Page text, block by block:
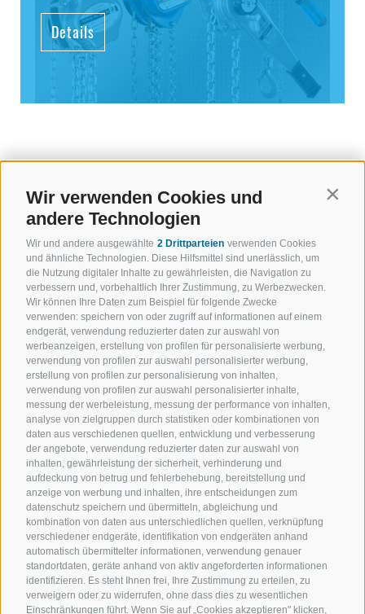
Wir verwenden Cookies und
andere Technologien
Wir und andere ausgewählte 2 Drittparteien verwenden Cookies
und ähnliche Technologien. Diese Hilfsmittel sind unerlässlich, um
die Nutzung digitaler Inhalte zu gewährleisten, die Navigation zu
verbessern und, vorbehaltlich Ihrer Zustimmung, zu Werbezwecken.
Wir können Ihre Daten zum Beispiel für folgende Zwecke
verwenden: speichern von oder zugriff auf informationen auf einem
endgerät, verwendung reduzierter daten zur auswahl von
werbeanzeigen, erstellung von profilen für personalisierte werbung,
verwendung von profilen zur auswahl personalisierter werbung,
erstellung von profilen zur personalisierung von inhalten,
verwendung von profilen zur auswahl personalisierter inhalte,
messung der werbeleistung, messung der performance von inhalten,
analyse von zielgruppen durch statistiken oder kombinationen von
daten aus verschiedenen quellen, entwicklung und verbesserung
der angebote, verwendung reduzierter daten zur auswahl von
inhalten, gewährleistung der sicherheit, verhinderung und
aufdeckung von betrug und fehlerbehebung, bereitstellung und
anzeige von werbung und inhalten, ihre entscheidungen zum
datenschutz speichern und übermitteln, abgleichung und
kombination von daten aus unterschiedlichen quellen, verknüpfung
verschiedener endgeräte, identifikation von endgeräten anhand
automatisch übermittelter informationen, verwendung genauer
standortdaten, geräte anhand von aktiv angeforderten informationen
identifizieren. Es steht Ihnen frei, Ihre Zustimmung zu erteilen, zu
verweigern oder zu widerrufen, ohne dass dies zu wesentlichen
Einschränkungen führt. Wenn Sie auf „Cookies akzeptieren" klicken,
Details
Sollevatec GmbH • Industriezone - Förche 20 •
39040 Schabs(BZ)
T:+39 0472268370
info@sollevatec.it
Impressum AGB Sitemap
Newsletter
Cookie-Richtlinie
Privacy